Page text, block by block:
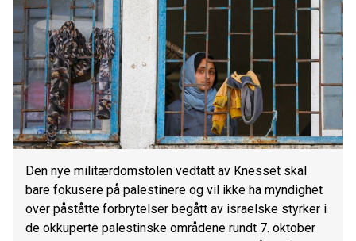
Den nye militærdomstolen vedtatt av Knesset skal
bare fokusere på palestinere og vil ikke ha myndighet
over påståtte forbrytelser begått av israelske styrker i
de okkuperte palestinske områdene rundt 7. oktober